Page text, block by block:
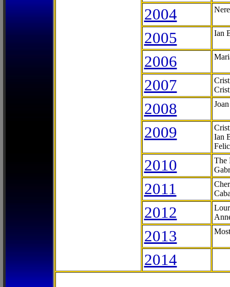
2004
2005 Ian
2006
2007
2008
2009
Ian
2010
The
2011
2012
2013
2014